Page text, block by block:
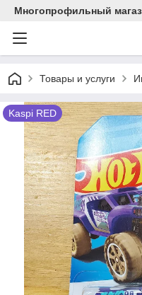
Многопрофильный
Товары и услуги
Kaspi RED